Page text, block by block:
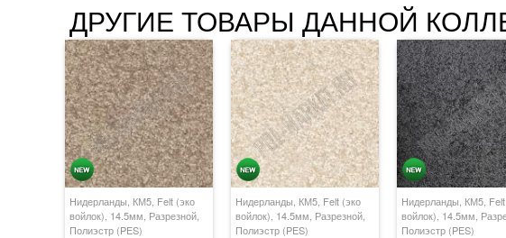
ДРУГИЕ ТОВАРЫ ДАННОЙ
Нидерланды, КМ5, Felt (эко
войлок), 14.5мм, Разрезной,
Полиэстр (PES)
Нидерланды, КМ5, Felt (эко
войлок), 14.5мм, Разрезной,
Полиэстр (PES)
Нидерланды, КМ5,
войлок), 14.5мм,
Полиэстр (PES)